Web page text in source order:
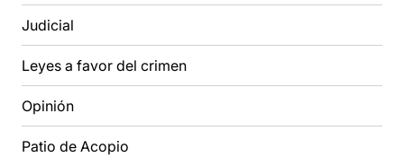
Judicial
Leyes a favor del crimen
Opinión
Patio de Acopio